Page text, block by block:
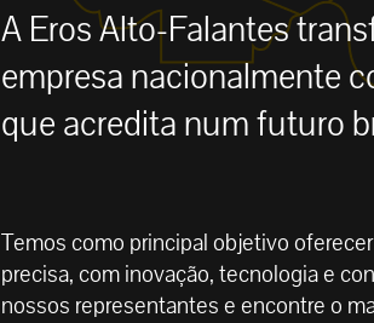
A Eros Alto-Falantes
empresa nacionalmente
que acredita num futuro
Temos como principal objetivo
precisa, com inovação, tecnologia e
nossos representantes e encontre o